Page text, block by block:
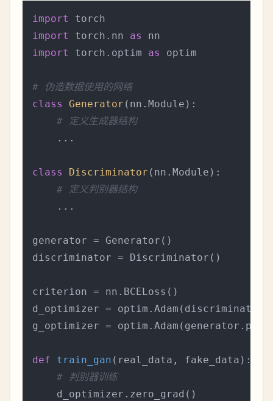
import
import
torch.nn as
import
torch.optim as optim
# 伪造数据使用的网络
class
Generator (nn.Module):
# 定义生成器结构
    ...
class Discriminator (nn.Module):
# 定义判别器结构
    ...
generator = Generator()
discriminator = Discriminator()
criterion = nn.BCELoss()
d_optimizer =
g_optimizer =
def train_gan ( real_data, fake_data ):
# 判别器训练
    d_optimizer.zero_grad()